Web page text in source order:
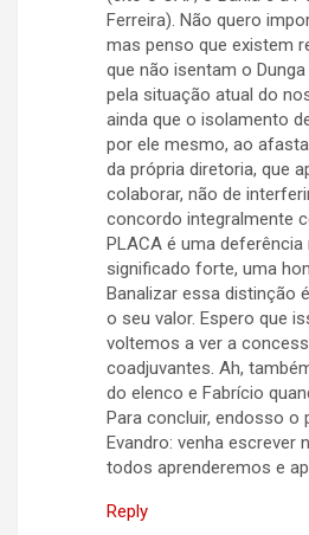
Ferreira). Não quero
mas penso que existem
que não isentam o
pela situação atual do
ainda que o isolamento
por ele mesmo, ao
da própria diretoria, que
colaborar, não de
concordo integralmente
PLACA é uma
significado forte, uma
Banalizar essa distinção
o seu valor. Espero que
voltemos a ver a
coadjuvantes. Ah,
do elenco e Fabrício
Para concluir, endosso o
Evandro: venha escrever
todos aprenderemos e
Reply